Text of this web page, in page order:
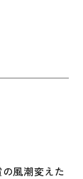
風潮変えた